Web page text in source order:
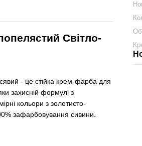
Світло-
- це стійка крем-фарба для
захисній формулі з
кольори з золотисто-
зафарбовування сивини.